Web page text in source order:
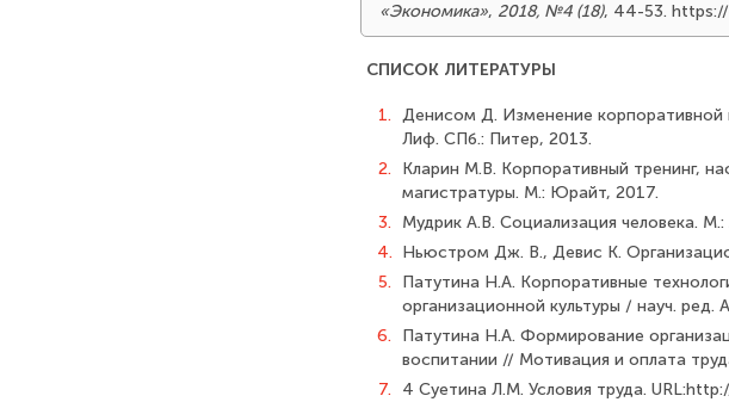
«Экономика», 2018, №4 (18), 44-53.
СПИСОК ЛИТЕРАТУРЫ
1. Денисом Д. Изменение корпоративной
Лиф. СПб.: Питер, 2013.
2.
Кларин М.В. Корпоративный тренинг,
магистратуры. М.: Юрайт, 2017.
3.
Мудрик А.В. Социализация человека.
4. Ньюстром Дж. В., Девис К.
5.
Патутина Н.А. Корпоративные
организационной культуры / науч.
6.
Патутина Н.А. Формирование
воспитании // Мотивация и оплата
7.
4 Суетина Л.М. Условия труда.